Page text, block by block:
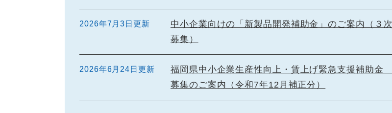
2026年7月3日更新
中小企業向けの「新製品開発補助金」のご案内（３次
募集）
2026年6月24日更新
福岡県中小企業生産性向上・賃上げ緊急支援補助金
募集のご案内（令和7年12月補正分）